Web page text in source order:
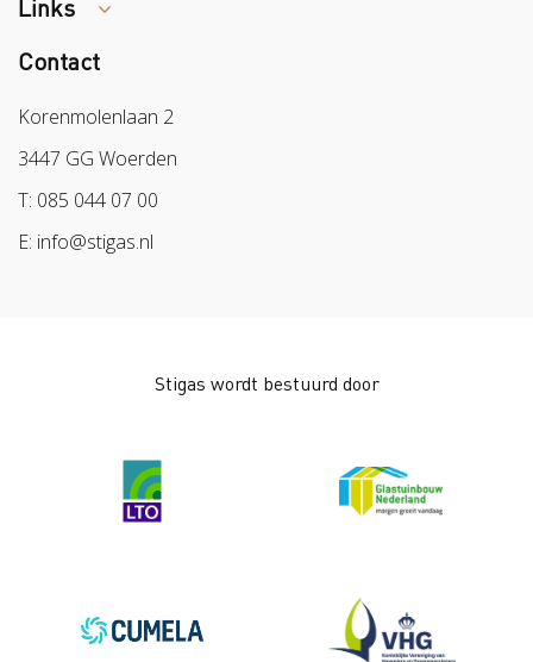
Tips arbocatalogus?
Links
Colland
Sazas
BPL
Arbeidsmarkt
Contact
Korenmolenlaan 2
3447 GG Woerden
T: 085 044 07 00
E: info@stigas.nl
Stigas wordt bestuurd door